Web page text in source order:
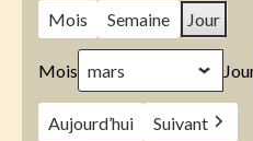
Mois Semaine Jour
Mois
Aujourd’hui Suivant